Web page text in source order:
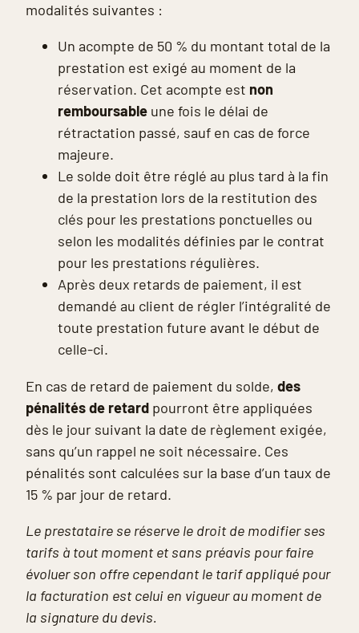
modalités suivantes :
Un acompte de 50 % du montant total de la
prestation est exigé au moment de la
réservation. Cet acompte est non
remboursable une fois le délai de
rétractation passé, sauf en cas de force
majeure.
Le solde doit être réglé au plus tard à la fin
de la prestation lors de la restitution des
clés pour les prestations ponctuelles ou
selon les modalités définies par le contrat
pour les prestations régulières.
Après deux retards de paiement, il est
demandé au client de régler l’intégralité de
toute prestation future avant le début de
celle-ci.
En cas de retard de paiement du solde, des
pénalités de retard pourront être appliquées
dès le jour suivant la date de règlement exigée,
sans qu’un rappel ne soit nécessaire. Ces
pénalités sont calculées sur la base d’un taux de
15 % par jour de retard.
Le prestataire se réserve le droit de modifier ses
tarifs à tout moment et sans préavis pour faire
évoluer son offre cependant le tarif appliqué pour
la facturation est celui en vigueur au moment de
la signature du devis.